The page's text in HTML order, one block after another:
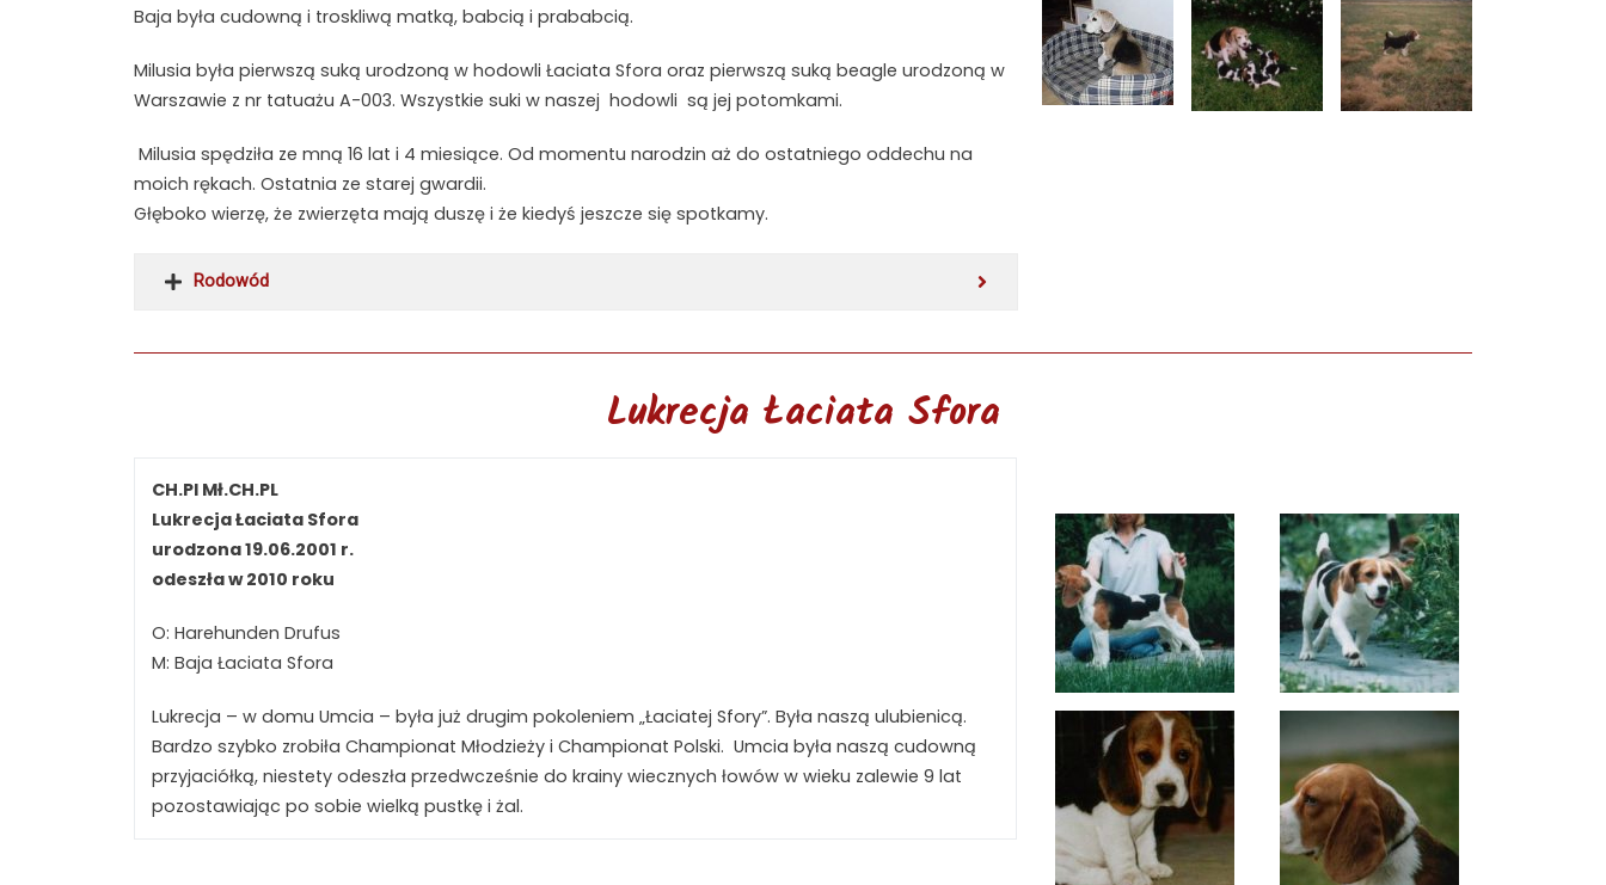
Baja była cudowną i troskliwą matką, babcią i prababcią.
Milusia była pierwszą suką urodzoną w hodowli Łaciata Sfora oraz pierwszą suką beagle urodzoną w
Warszawie z nr tatuażu A-003. Wszystkie suki w naszej hodowli są jej potomkami.
Milusia spędziła ze mną 16 lat i 4 miesiące. Od momentu narodzin aż do ostatniego oddechu na
moich rękach. Ostatnia ze starej gwardii.
Głęboko wierzę, że zwierzęta mają duszę i że kiedyś jeszcze się spotkamy.
Rodowód
Lukrecja Łaciata Sfora
CH.Pl Mł.CH.PL
Lukrecja Łaciata Sfora
urodzona 19.06.2001 r.
odeszła w 2010 roku
O: Harehunden Drufus
M: Baja Łaciata Sfora
Lukrecja – w domu Umcia – była już drugim pokoleniem „Łaciatej Sfory”. Była naszą ulubienicą.
Bardzo szybko zrobiła Championat Młodzieży i Championat Polski. Umcia była naszą cudowną
przyjaciółką, niestety odeszła przedwcześnie do krainy wiecznych łowów w wieku zalewie 9 lat
pozostawiając po sobie wielką pustkę i żal.